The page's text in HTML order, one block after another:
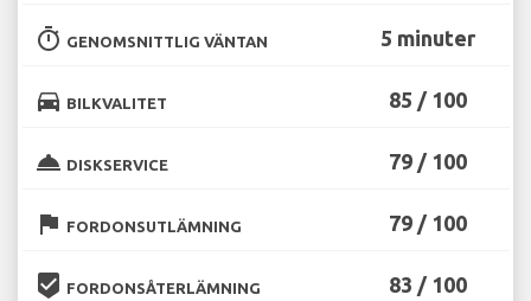
timer GENOMSNITTLIG VÄNTAN 5 minuter
directions_car BILKVALITET 85 / 100
room_service DISKSERVICE 79 / 100
flag FORDONSUTLÄMNING 79 / 100
beenhere FORDONSÅTERLÄMNING 83 / 100